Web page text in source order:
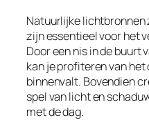
Natuurlijke lichtbronnen
zijn essentieel voor het
Door een nis in de buurt
kan je profiteren van
binnenvalt. Bovendien
spel van licht en
met de dag.